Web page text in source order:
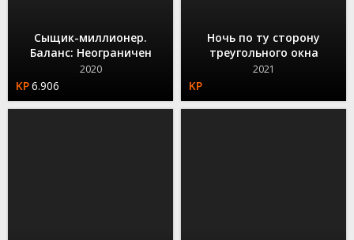
Сыщик-миллионер.
Баланс: Неограничен
2020
6.906
Ночь по ту сторону
треугольного окна
2021